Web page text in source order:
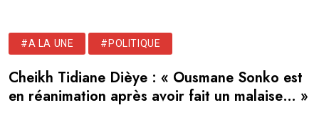
#A LA UNE #POLITIQUE
Cheikh Tidiane Dièye : « Ousmane Sonko est
en réanimation après avoir fait un malaise… »